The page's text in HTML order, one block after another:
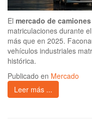
El mercado de camiones
matriculaciones durante
más que en 2025.
vehículos industriales
histórica.
Publicado en Mercado
Leer más ...